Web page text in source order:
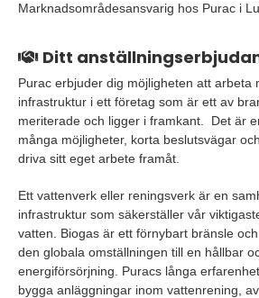
Marknadsområdesansvarig hos Purac i
Ditt
Purac erbjuder dig möjligheten att arbeta
infrastruktur i ett företag som är ett av
meriterade och ligger i framkant. Det är
många möjligheter, korta beslutsvägar
driva sitt eget arbete framåt.
Ett vattenverk eller reningsverk är en
infrastruktur som säkerställer vår
vatten. Biogas är ett förnybart bränsle
den globala omställningen till en hållbar
energiförsörjning. Puracs långa
bygga anläggningar inom vattenrening,